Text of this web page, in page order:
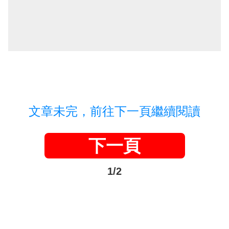
文章未完，前往下一頁繼續閱讀
下一頁
1/2